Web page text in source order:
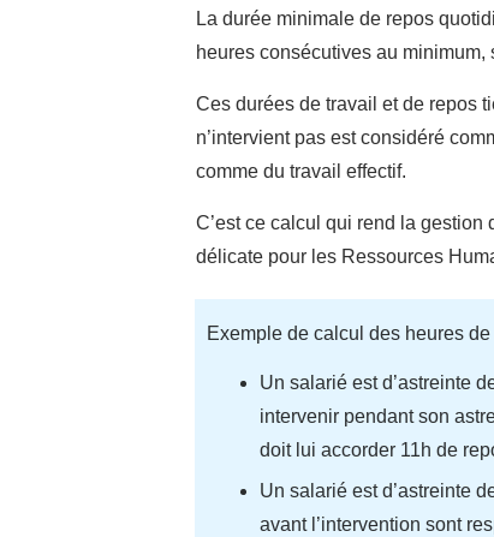
La durée minimale de repos
heures consécutives au minimum,
Ces durées de travail et de repos
n’intervient pas est considéré
comme du travail effectif.
C’est ce calcul qui rend la
délicate pour les Ressources
Exemple de calcul des heures
Un salarié est d’astreinte
intervenir pendant son
doit lui accorder 11h de
Un salarié est d’astreinte
avant l’intervention sont